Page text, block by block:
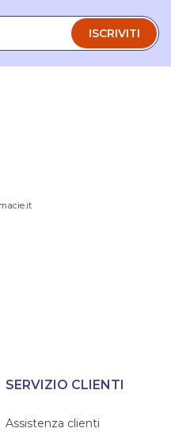
ISCRIVITI
SERVIZIO CLIENTI
Assistenza clienti